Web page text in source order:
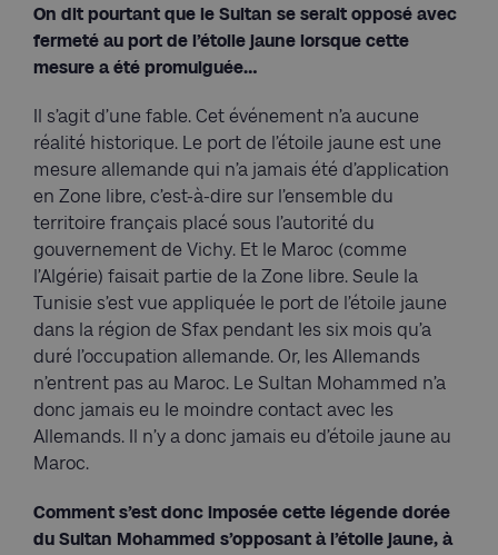
On dit pourtant que le Sultan se serait opposé avec
fermeté au port de l’étoile jaune lorsque cette
mesure a été promulguée…
Il s’agit d’une fable. Cet événement n’a aucune
réalité historique. Le port de l’étoile jaune est une
mesure allemande qui n’a jamais été d’application
en Zone libre, c’est-à-dire sur l’ensemble du
territoire français placé sous l’autorité du
gouvernement de Vichy. Et le Maroc (comme
l’Algérie) faisait partie de la Zone libre. Seule la
Tunisie s’est vue appliquée le port de l’étoile jaune
dans la région de Sfax pendant les six mois qu’a
duré l’occupation allemande. Or, les Allemands
n’entrent pas au Maroc. Le Sultan Mohammed n’a
donc jamais eu le moindre contact avec les
Allemands. Il n’y a donc jamais eu d’étoile jaune au
Maroc.
Comment s’est donc imposée cette légende dorée
du Sultan Mohammed s’opposant à l’étoile jaune, à